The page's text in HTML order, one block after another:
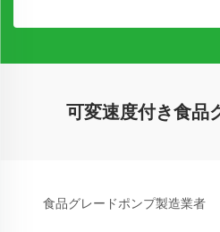
可変速度付き食品
食品グレードポンプ製造業者